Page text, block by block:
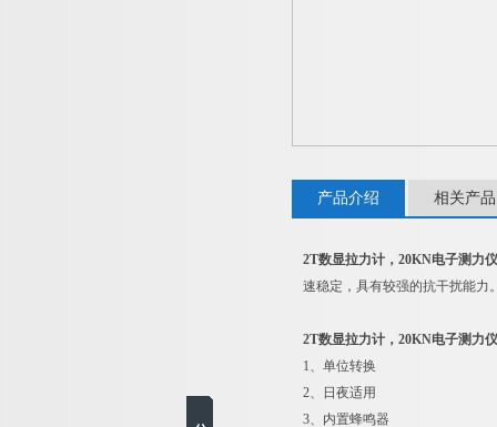
产品介绍 相关产品
2T数显拉力计，20KN电子测力仪
速稳定，具有较强的抗干扰能力
2T数显拉力计，20KN电子测力仪
1、单位转换
2、日夜适用
3、内置蜂鸣器